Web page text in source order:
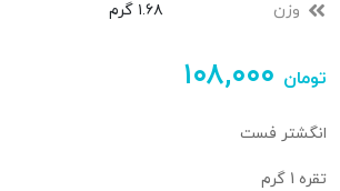
وزن ۱.۶۸ گرم
۱۰۸,۰۰۰ تومان
انگشتر فست
تقره 1 گرم